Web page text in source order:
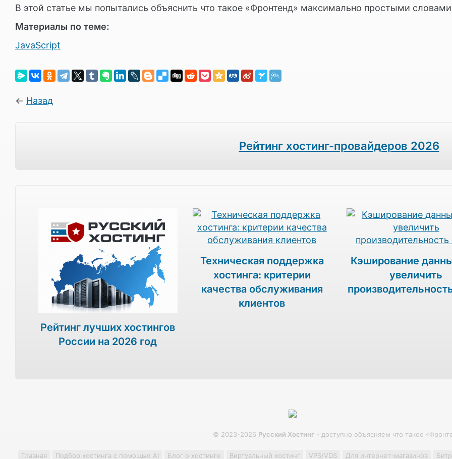
В этой статье мы попытались объяснить что такое «Фронтенд» максимально простыми
Материалы по теме:
JavaScript
← Назад
Рейтинг хостинг-провайдеров 2026
Рейтинг лучших хостингов
России на 2026 год
Техническая поддержка
хостинга: критерии
качества обслуживания
клиентов
Кэширование
увеличить
© 2023-2026 Русский Хостинг - доступно объясняем что такое
Главная Подбор хостинга с помощью AI Блог о хостинге Виртуальный хостинг VPS/VDS Для интернет-магазинов